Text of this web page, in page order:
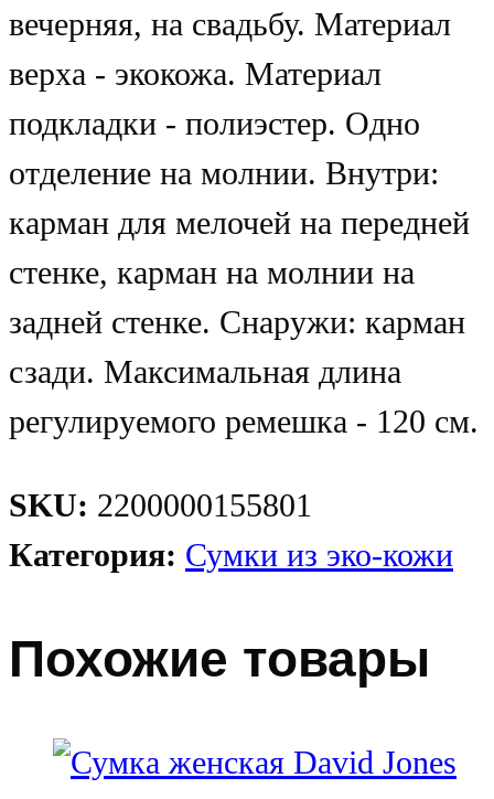
вечерняя, на свадьбу. Материал
верха - экокожа. Материал
подкладки - полиэстер. Одно
отделение на молнии. Внутри:
карман для мелочей на передней
стенке, карман на молнии на
задней стенке. Снаружи: карман
сзади. Максимальная длина
регулируемого ремешка - 120 см.
SKU: 2200000155801
Категория: Сумки из эко-кожи
Похожие товары